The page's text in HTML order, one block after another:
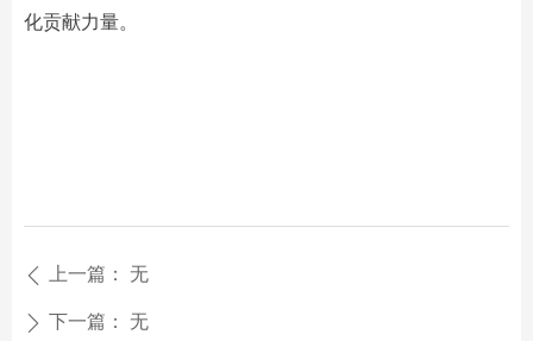
化贡献力量。
ꄴ 上一篇： 无
ꄲ 下一篇： 无